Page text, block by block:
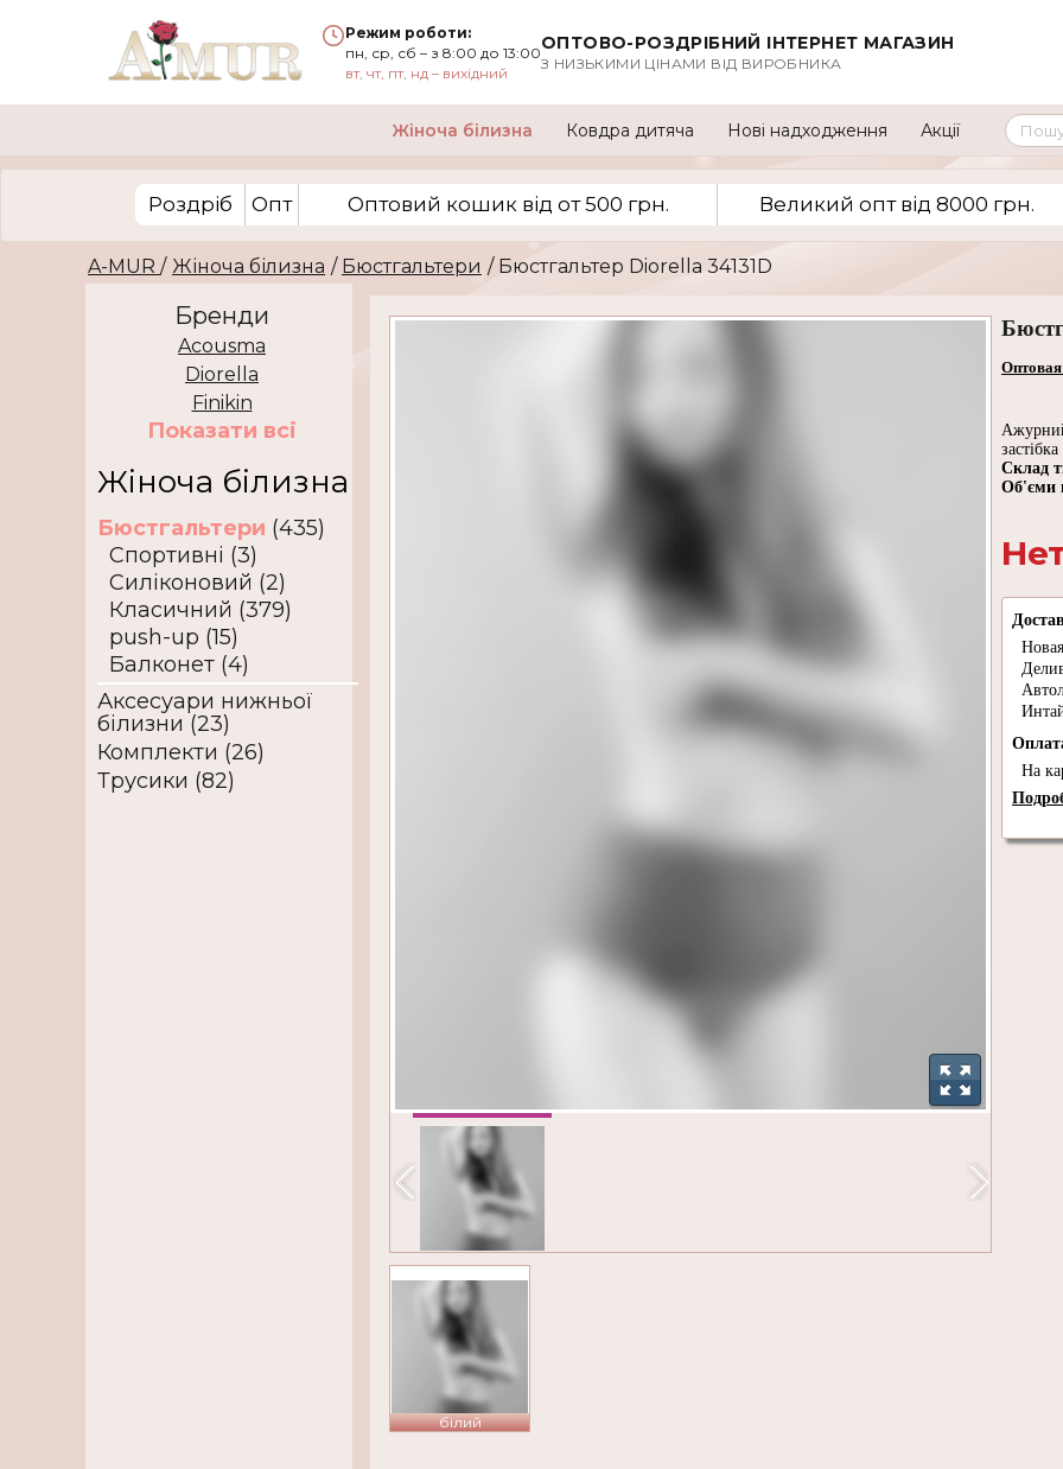
Режим роботи:
пн, ср, сб – з 8:00 до 13:00
вт, чт, пт, нд – вихідний
ОПТОВО-РОЗДРІБНИЙ ІНТЕРНЕТ МАГАЗИН
З НИЗЬКИМИ ЦІНАМИ ВІД ВИРОБНИКА
Жіноча білизна Ковдра дитяча Нові надходження Акції
Роздріб Опт Оптовий кошик вiд от 500 грн. Великий опт вiд 8000 грн.
A-MUR / Жіноча білизна / Бюстгальтери / Бюстгальтер Diorella 34131D
Бренди
Acousma
Diorella
Finikin
Показати всi
Жіноча білизна
Бюстгальтери (435)
Спортивні (3)
Силіконовий (2)
Класичний (379)
push-up (15)
Балконет (4)
Аксесуари нижньої
білизни (23)
Комплекти (26)
Трусики (82)
білий
Оптовая
Склад
Об'єми
На